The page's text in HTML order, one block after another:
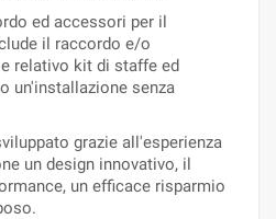
ed accessori per il
il raccordo e/o
relativo kit di staffe ed
un'installazione senza
grazie all'esperienza
un design innovativo, il
un efficace risparmio